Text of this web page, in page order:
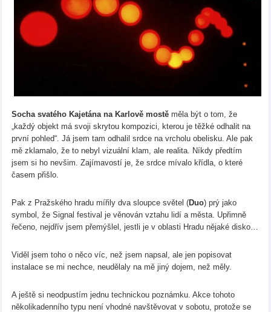
Socha svatého Kajetána na Karlově mostě měla být o tom, že
„každý objekt má svoji skrytou kompozici, kterou je těžké odhalit na
první pohled“. Já jsem tam odhalil srdce na vrcholu obelisku. Ale pak
mě zklamalo, že to nebyl vizuální klam, ale realita. Níkdy předtím
jsem si ho nevšim. Zajímavostí je, že srdce mívalo křídla, o které
časem přišlo.
Pak z Pražského hradu mířily dva sloupce světel (Duo) prý jako
symbol, že Signal festival je věnován vztahu lidí a města. Upřimně
řečeno, nejdřív jsem přemýšlel, jestli je v oblasti Hradu nějaké disko…
Viděl jsem toho o něco víc, než jsem napsal, ale jen popisovat
instalace se mi nechce, neudělaly na mě jiný dojem, než měly.
A ještě si neodpustím jednu technickou poznámku. Akce tohoto
několikadenního typu není vhodné navštěvovat v sobotu, protože se